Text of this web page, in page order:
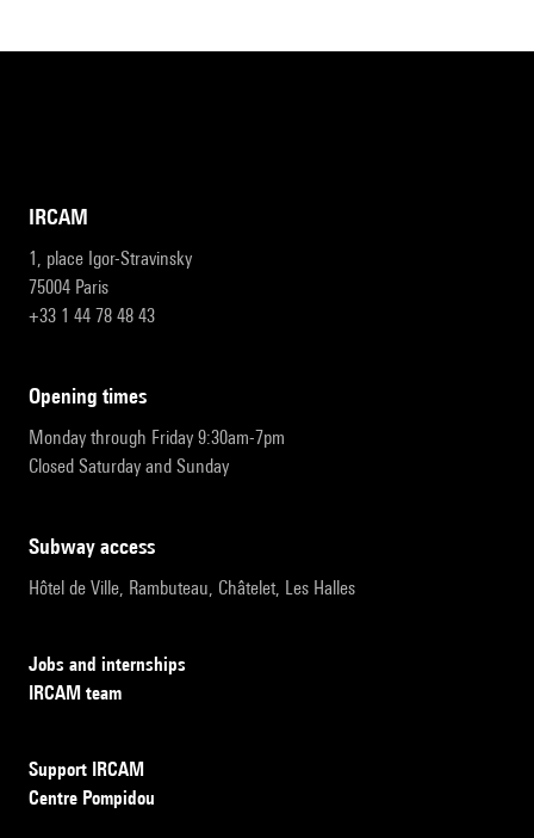
IRCAM
1, place Igor-Stravinsky
75004 Paris
+33 1 44 78 48 43
opening times
Monday through Friday 9:30am-7pm
Closed Saturday and Sunday
subway access
Hôtel de Ville, Rambuteau, Châtelet, Les Halles
Jobs and internships
IRCAM team
Support IRCAM
Centre Pompidou